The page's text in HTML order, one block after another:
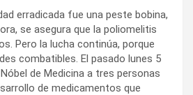
erradicada fue una peste bobina,
se asegura que la poliomelitis
Pero la lucha continúa, porque
combatibles. El pasado lunes 5
de Medicina a tres personas
de medicamentos que